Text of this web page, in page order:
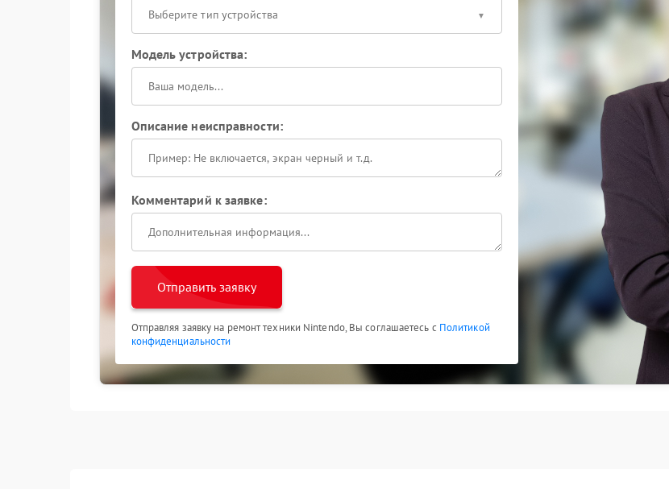
Выберите тип устройства
Модель устройства:
Описание неисправности:
Комментарий к заявке:
Отправить заявку
Отправляя заявку на ремонт техники Nintendo, Вы соглашаетесь с Политикой
конфиденциальности